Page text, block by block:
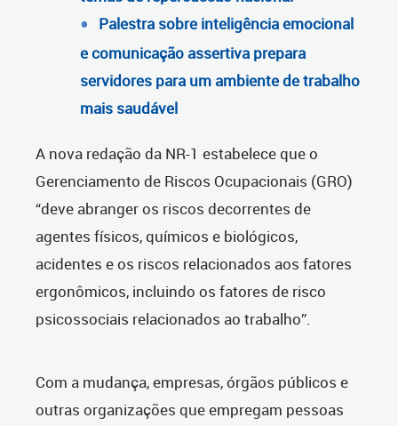
Palestra sobre inteligência emocional
e comunicação assertiva prepara
servidores para um ambiente de trabalho
mais saudável
A nova redação da NR-1 estabelece que o
Gerenciamento de Riscos Ocupacionais (GRO)
“deve abranger os riscos decorrentes de
agentes físicos, químicos e biológicos,
acidentes e os riscos relacionados aos fatores
ergonômicos, incluindo os fatores de risco
psicossociais relacionados ao trabalho”.
Com a mudança, empresas, órgãos públicos e
outras organizações que empregam pessoas